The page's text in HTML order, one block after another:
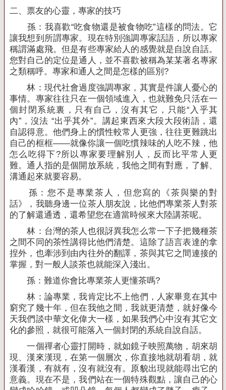
二、票友的心靈，專家的技巧
孫：我喜歡“吃食物還是被食物吃”這樣的問法。它
讓我想到所謂專家。現在特別強調專家話語，所以專家
稱謂滿處飛。但是有些專家給人的感覺就是自說自話。
您對自己的定位是通人，並不喜歡被稱為某某著名專家
之類稱呼。專家和通人之間是怎樣的區別 ?
林：現代社會過度強調專家，其實是件讓人憂心的
事情。專家往往只在一個領域進入，也就難免只活在一
個封閉系統裏，只有自己，沒有其它，只能“入乎其
內”，沒法 “出乎其外”。講起東西來大段大段術語，還
自認得意。他們身上的慣性較常人更強，往往更難跳出
自己的框框——就像你讓一個吃慣辣味的人吃不辣，他
怎么吃得下?所以專家要理解別人，反而比平常人更
難。通人指的是個開放系統，我他之間有對應，了解、
溝通起來就要容易。
孫：您不是專業茶人，但您寫的《茶與樂的對
話》，我聽身邊一位茶人朋友說，比他們專業茶人對茶
的了解還通透，還希望您在適當時候來大陸講茶呢。
林：台灣的茶人也很訝異我怎么常一下子把幾種茶
之間不同的茶性講得比他們清楚。這除了語言表達的拿
捏外，也牽涉到由內往外的翻譯，茶與其它之間連接的
掌握，對一般人談茶也就能深入淺出。
孫：難道你會比專業茶人更懂茶嗎?
林：論專業，我肯定比不上他們，人家畢竟在其中
窮究了幾十年，但在我他之間，我就更清楚，就好像今
天我們談中華文化偉大一樣，如果我們心中沒有其它文
化的參照，就很可能落入一個封閉的系統自說自話。
一個禪者心靈打開時，就如鏡子映照萬物，胡來胡
現、漢來漢現，在第一個層次，你直接地就胡看胡，就
漢看漢，有就有，沒有就沒有。原貌出現就能尋出它的
意義。現在不是，我們站在一個特殊觀點，讓自己的心